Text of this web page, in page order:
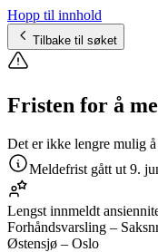
Hopp til innhold
Tilbake til søket
Fristen for å
Det er ikke lengre mulig
Meldefrist gått ut 9.
Lengst innmeldt
Forhåndsvarsling –
Østensjø – Oslo